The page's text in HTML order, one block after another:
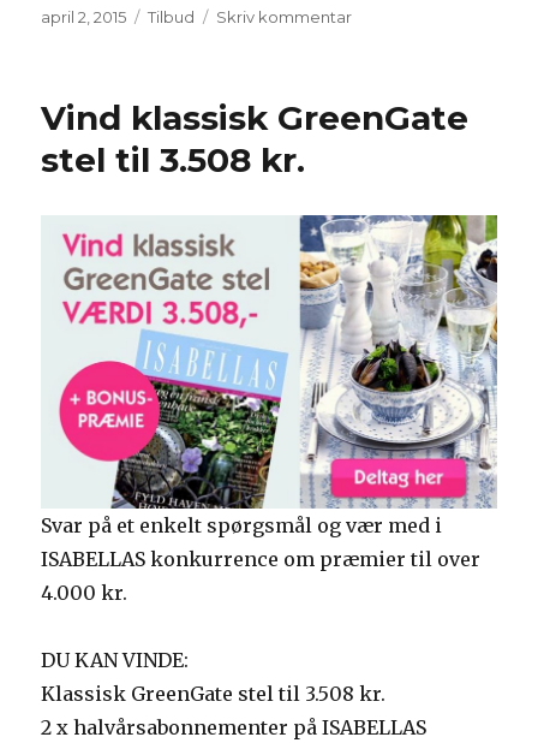
Udgivet
april 2, 2015 Kategorier
Tilbud Skriv kommentartil
GRATIS
Vind klassisk GreenGate
stel til 3.508 kr.
Svar på et enkelt spørgsmål og vær med i
ISABELLAS konkurrence om præmier til over
4.000 kr.
DU KAN VINDE:
Klassisk GreenGate stel til 3.508 kr.
2 x halvårsabonnementer på ISABELLAS